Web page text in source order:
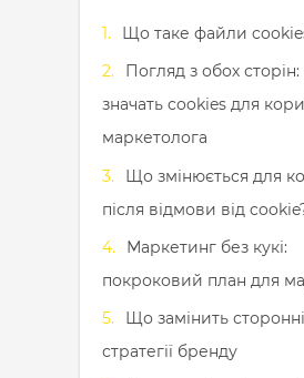
Що таке файли
Погляд з обох
значать cookies для
маркетолога
Що змінюється для
після відмови від
Маркетинг без кукі:
покроковий план для
Що замінить
стратегії бренду